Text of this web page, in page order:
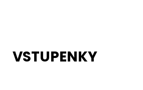
VSTUPENKY